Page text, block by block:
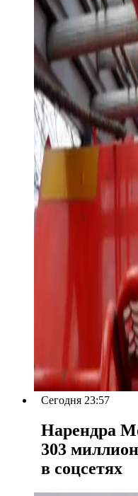
Сегодня 23:57
Нарендра
303
в соцсетях